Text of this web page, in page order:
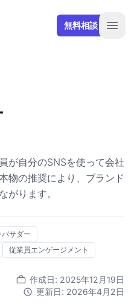
無料相談
が自分のSNSを使って会社
物の推奨により、ブランド
がります。
サダー
従業員エンゲージメント
作成日: 2025年12月19日
更新日: 2026年4月2日